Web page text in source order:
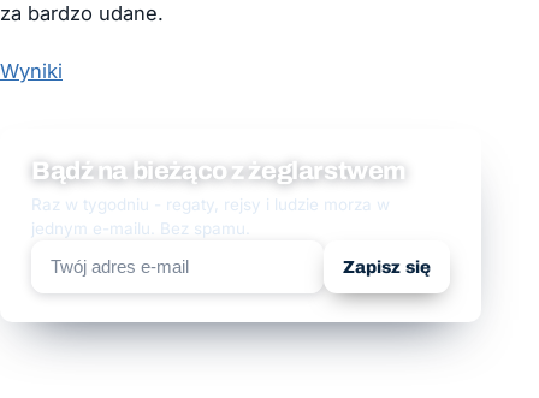
za bardzo udane.
Wyniki
Bądź na bieżąco z żeglarstwem
Raz w tygodniu - regaty, rejsy i ludzie morza w
jednym e-mailu. Bez spamu.
Zapisz się